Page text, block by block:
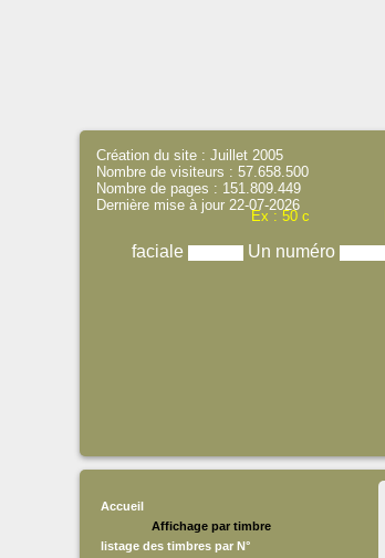
Ex : 50 c
faciale Un numéro
Création du site : Juillet 2005
Nombre de visiteurs : 57.658.500
Nombre de pages : 151.809.449
Dernière mise à jour 22-07-2026
Accueil
Affichage par timbre
listage des timbres par N°